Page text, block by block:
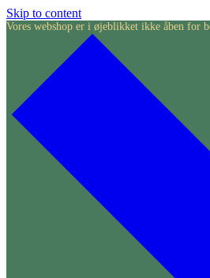
Skip to content
Vores webshop er i øjeblikket ikke åben for